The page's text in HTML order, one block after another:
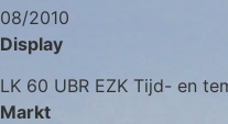
08/2010
Display
LK 60 UBR EZK Tijd- en
Markt